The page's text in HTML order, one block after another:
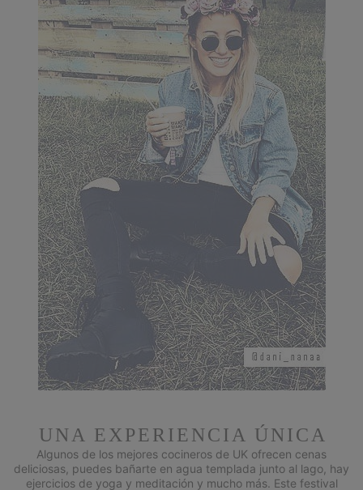
UNA EXPERIENCIA ÚNICA
Algunos de los mejores cocineros de UK ofrecen cenas
deliciosas, puedes bañarte en agua templada junto al lago, hay
ejercicios de yoga y meditación y mucho más. Este festival